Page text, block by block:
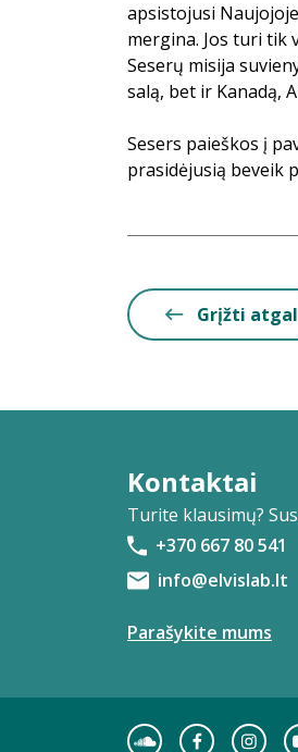
apsistojusi
mergina. Jos turi tik
Seserų misija
salą, bet ir Kanadą,
Sesers paieškos į
prasidėjusią beveik
Grįžti atgal
Kontaktai
Turite klausimų?
+370 667 80 541
info@elvislab.lt
Parašykite mums